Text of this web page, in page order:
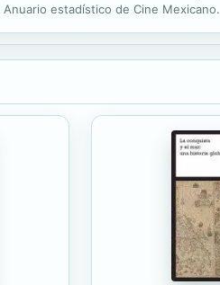
estadístico de Cine Mexicano.